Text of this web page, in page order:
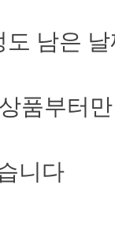
남은
품부터
니다